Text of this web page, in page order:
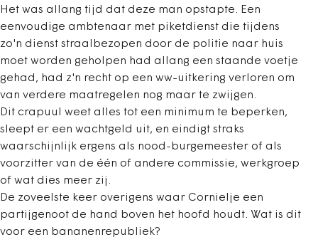
Het was allang tijd dat deze man opstapte. Een
eenvoudige ambtenaar met piketdienst die tijdens
zo'n dienst straalbezopen door de politie naar huis
moet worden geholpen had allang een staande voetje
gehad, had z'n recht op een ww-uitkering verloren om
van verdere maatregelen nog maar te zwijgen.
Dit crapuul weet alles tot een minimum te beperken,
sleept er een wachtgeld uit, en eindigt straks
waarschijnlijk ergens als nood-burgemeester of als
voorzitter van de één of andere commissie, werkgroep
of wat dies meer zij.
De zoveelste keer overigens waar Cornielje een
partijgenoot de hand boven het hoofd houdt. Wat is dit
voor een bananenrepubliek?